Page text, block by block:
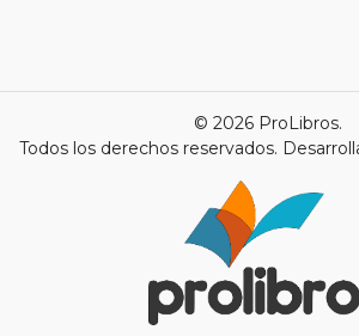
© 2026 ProLibros.
Todos los derechos reservados.